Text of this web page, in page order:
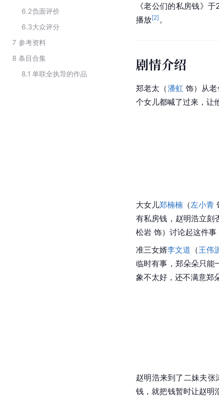
6.2负面评价
6.3大众评分
7 参考资料
8 条目合集
8.1 单联全执导的作品
《老公们的私房钱》
播放[2] 。
剧情介绍
郑老太（潘虹 饰）从
个女儿都喊了过来，让
大女儿郑楠楠 （左小青
有私房钱，赵明浩立刻
松岩 饰）讨论起这件
准三女婿李文道 （王伟
临时有事，郑朵朵只能
象不太好，还不满意郑
赵明浩来到了二妹夫
钱，就把钱暂时让赵明